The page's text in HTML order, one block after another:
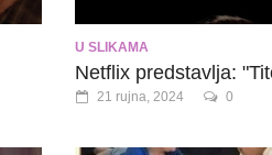
U SLIKAMA
Netflix predstavlja:
21 rujna, 2024 0